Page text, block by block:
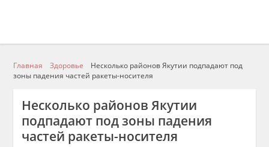
Главная Здоровье
Несколько районов Якутии подпадают под
зоны падения частей ракеты-носителя
Несколько районов Якутии
подпадают под зоны падения
частей ракеты-носителя